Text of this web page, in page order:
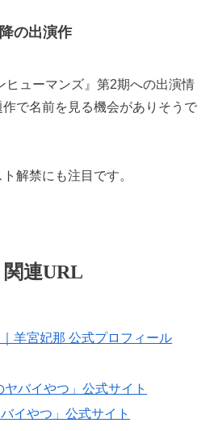
の出演作
ヒューマンズ』第2期への出演情
で名前を見る機会がありそうで
解禁にも注目です。
連URL
羊宮妃那 公式プロフィール
バイやつ」公式サイト
イやつ」公式サイト